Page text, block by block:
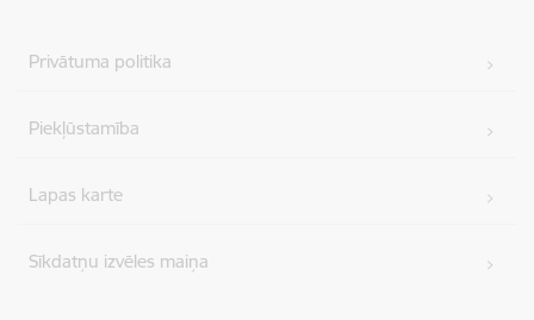
Privātuma politika
Piekļūstamība
Lapas karte
Sīkdatņu izvēles maiņa